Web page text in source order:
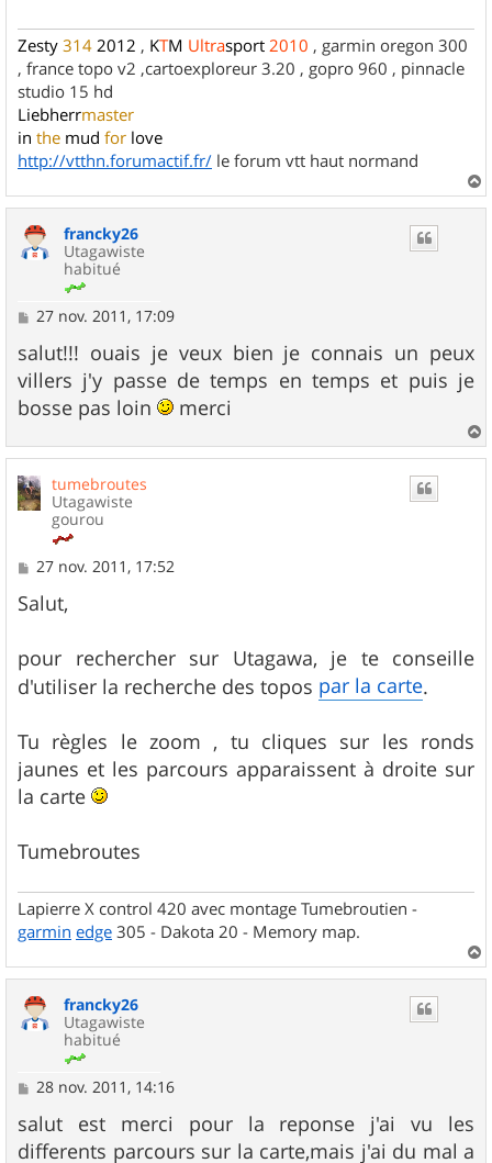
Zesty 314 2012 , KTM Ultrasport 2010 , garmin oregon 300
, france topo v2 ,cartoexploreur 3.20 , gopro 960 , pinnacle
studio 15 hd
Liebherrmaster
in the mud for love
http://vtthn.forumactif.fr/ le forum vtt haut normand
a
francky26
Utagawiste
habitué
M
s
s
a
g
e
27 nov. 2011, 17:09
salut!!! ouais je veux bien je connais un peux
villers j'y passe de temps en temps et puis je
bosse pas loin
merci
a
tumebroutes
Utagawiste
gourou
M
s
s
g
e
27 nov. 2011, 17:52
Salut,
pour rechercher sur Utagawa, je te conseille
d'utiliser la recherche des topos par la carte.
Tu règles le zoom , tu cliques sur les ronds
jaunes et les parcours apparaissent à droite sur
la carte
Tumebroutes
Lapierre X control 420 avec montage Tumebroutien -
garmin edge 305 - Dakota 20 - Memory map.
a
francky26
Utagawiste
habitué
M
s
s
a
28 nov. 2011, 14:16
salut est merci pour la reponse j'ai vu les
differents parcours sur la carte,mais j'ai du mal a